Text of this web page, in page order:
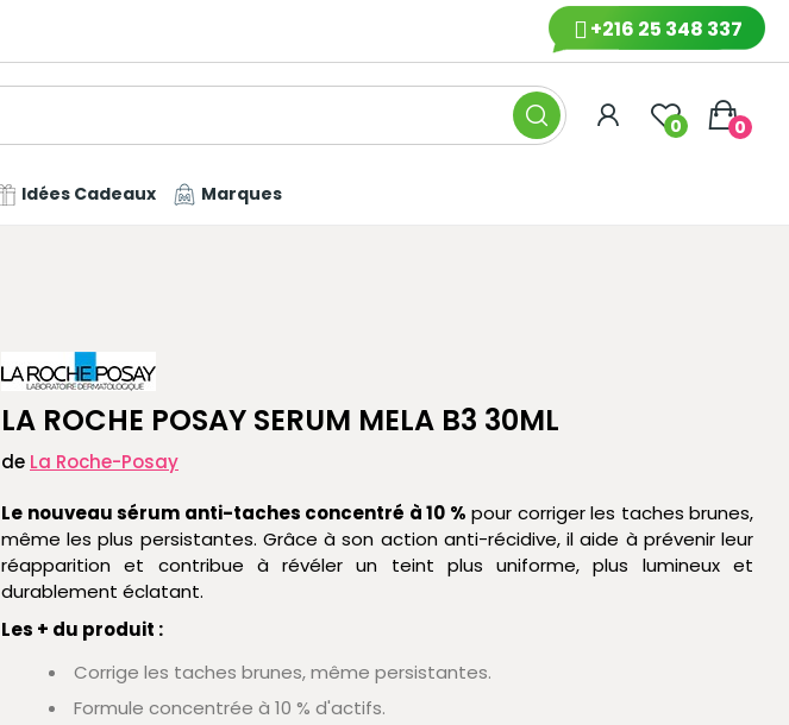
+216 25 348 337
0 0
Idées Cadeaux Marques
LA ROCHE POSAY SERUM MELA B3 30ML
de La Roche-Posay
Le nouveau sérum anti-taches concentré à 10 % pour corriger les taches brunes,
même les plus persistantes. Grâce à son action anti-récidive, il aide à prévenir leur
réapparition et contribue à révéler un teint plus uniforme, plus lumineux et
durablement éclatant.
Les + du produit :
Corrige les taches brunes, même persistantes.
Formule concentrée à 10 % d'actifs.